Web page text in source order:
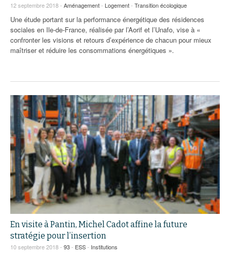
12 septembre 2018 - Aménagement- Logement- Transition écologique
Une étude portant sur la performance énergétique des résidences
sociales en Ile-de-France, réalisée par l’Aorif et l’Unafo, vise à «
confronter les visions et retours d’expérience de chacun pour mieux
maîtriser et réduire les consommations énergétiques ».
En visite à Pantin, Michel Cadot affine la future
stratégie pour l’insertion
10 septembre 2018 - 93- ESS- Institutions